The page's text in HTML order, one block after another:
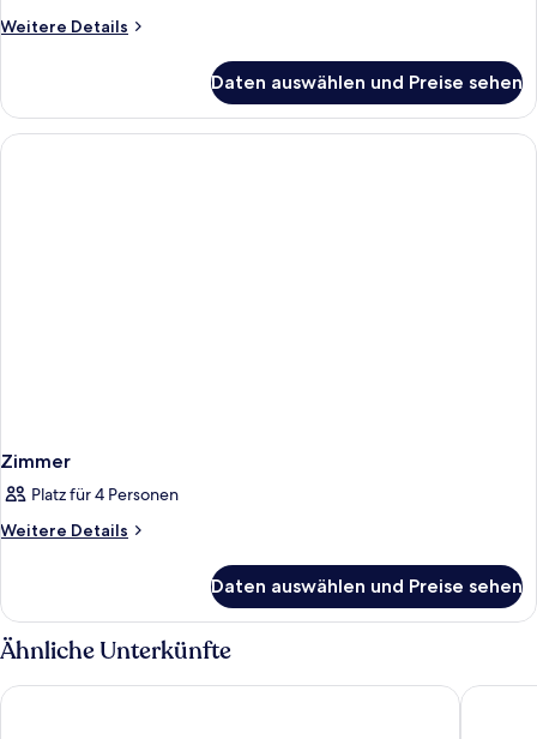
Doubles
Weitere Details
Weitere
Two
Doubles
Daten auswählen und Preise sehen
Zimmer
Platz für 4 Personen
Weitere Details
Weitere
Daten auswählen und Preise sehen
Ähnliche Unterkünfte
Pullman Miami Airport